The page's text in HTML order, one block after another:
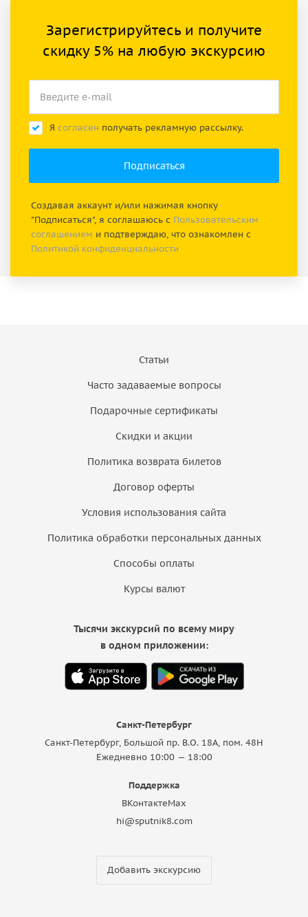
Зарегистрируйтесь и получите
скидку 5% на любую экскурсию
Я согласен получать рекламную рассылку.
Создавая аккаунт и/или нажимая кнопку
"Подписаться", я соглашаюсь с Пользовательским
соглашением и подтверждаю, что ознакомлен с
Политикой конфиденциальности
Статьи
Часто задаваемые вопросы
Подарочные сертификаты
Скидки и акции
Политика возврата билетов
Договор оферты
Условия использования сайта
Политика обработки персональных данных
Способы оплаты
Курсы валют
Санкт-Петербург
Санкт-Петербург, Большой пр. В.О. 18A, пом. 48Н
Ежедневно 10:00 — 18:00
Поддержка
ВКонтактеMax
hi@sputnik8.com
Добавить экскурсию
Тысячи экскурсий по всему миру
в одном приложении: